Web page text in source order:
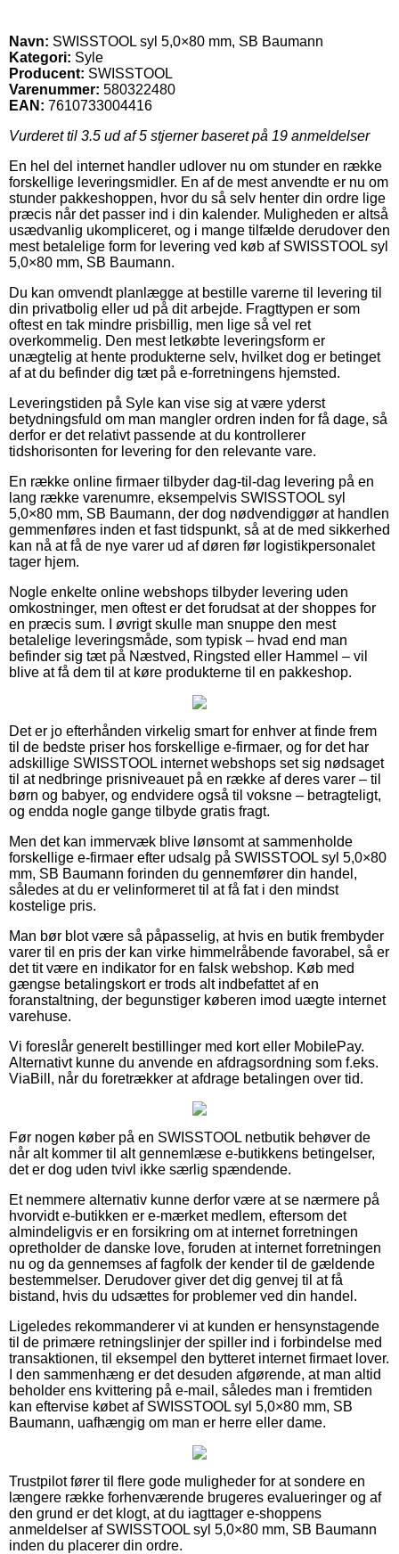
Navn: SWISSTOOL syl 5,0×80 mm, SB Baumann
Kategori: Syle
Producent: SWISSTOOL
Varenummer: 580322480
EAN: 7610733004416
Vurderet til 3.5 ud af 5 stjerner baseret på 19 anmeldelser
En hel del internet handler udlover nu om stunder en række
forskellige leveringsmidler. En af de mest anvendte er nu om
stunder pakkeshoppen, hvor du så selv henter din ordre lige
præcis når det passer ind i din kalender. Muligheden er altså
usædvanlig ukompliceret, og i mange tilfælde derudover den
mest betalelige form for levering ved køb af SWISSTOOL syl
5,0×80 mm, SB Baumann.
Du kan omvendt planlægge at bestille varerne til levering til
din privatbolig eller ud på dit arbejde. Fragttypen er som
oftest en tak mindre prisbillig, men lige så vel ret
overkommelig. Den mest letkøbte leveringsform er
unægtelig at hente produkterne selv, hvilket dog er betinget
af at du befinder dig tæt på e-forretningens hjemsted.
Leveringstiden på Syle kan vise sig at være yderst
betydningsfuld om man mangler ordren inden for få dage, så
derfor er det relativt passende at du kontrollerer
tidshorisonten for levering for den relevante vare.
En række online firmaer tilbyder dag-til-dag levering på en
lang række varenumre, eksempelvis SWISSTOOL syl
5,0×80 mm, SB Baumann, der dog nødvendiggør at handlen
gemmenføres inden et fast tidspunkt, så at de med sikkerhed
kan nå at få de nye varer ud af døren før logistikpersonalet
tager hjem.
Nogle enkelte online webshops tilbyder levering uden
omkostninger, men oftest er det forudsat at der shoppes for
en præcis sum. I øvrigt skulle man snuppe den mest
betalelige leveringsmåde, som typisk – hvad end man
befinder sig tæt på Næstved, Ringsted eller Hammel – vil
blive at få dem til at køre produkterne til en pakkeshop.
Det er jo efterhånden virkelig smart for enhver at finde frem
til de bedste priser hos forskellige e-firmaer, og for det har
adskillige SWISSTOOL internet webshops set sig nødsaget
til at nedbringe prisniveauet på en række af deres varer – til
børn og babyer, og endvidere også til voksne – betragteligt,
og endda nogle gange tilbyde gratis fragt.
Men det kan immervæk blive lønsomt at sammenholde
forskellige e-firmaer efter udsalg på SWISSTOOL syl 5,0×80
mm, SB Baumann forinden du gennemfører din handel,
således at du er velinformeret til at få fat i den mindst
kostelige pris.
Man bør blot være så påpasselig, at hvis en butik frembyder
varer til en pris der kan virke himmelråbende favorabel, så er
det tit være en indikator for en falsk webshop. Køb med
gængse betalingskort er trods alt indbefattet af en
foranstaltning, der begunstiger køberen imod uægte internet
varehuse.
Vi foreslår generelt bestillinger med kort eller MobilePay.
Alternativt kunne du anvende en afdragsordning som f.eks.
ViaBill, når du foretrækker at afdrage betalingen over tid.
Før nogen køber på en SWISSTOOL netbutik behøver de
når alt kommer til alt gennemlæse e-butikkens betingelser,
det er dog uden tvivl ikke særlig spændende.
Et nemmere alternativ kunne derfor være at se nærmere på
hvorvidt e-butikken er e-mærket medlem, eftersom det
almindeligvis er en forsikring om at internet forretningen
opretholder de danske love, foruden at internet forretningen
nu og da gennemses af fagfolk der kender til de gældende
bestemmelser. Derudover giver det dig genvej til at få
bistand, hvis du udsættes for problemer ved din handel.
Ligeledes rekommanderer vi at kunden er hensynstagende
til de primære retningslinjer der spiller ind i forbindelse med
transaktionen, til eksempel den bytteret internet firmaet lover.
I den sammenhæng er det desuden afgørende, at man altid
beholder ens kvittering på e-mail, således man i fremtiden
kan eftervise købet af SWISSTOOL syl 5,0×80 mm, SB
Baumann, uafhængig om man er herre eller dame.
Trustpilot fører til flere gode muligheder for at sondere en
længere række forhenværende brugeres evalueringer og af
den grund er det klogt, at du iagttager e-shoppens
anmeldelser af SWISSTOOL syl 5,0×80 mm, SB Baumann
inden du placerer din ordre.